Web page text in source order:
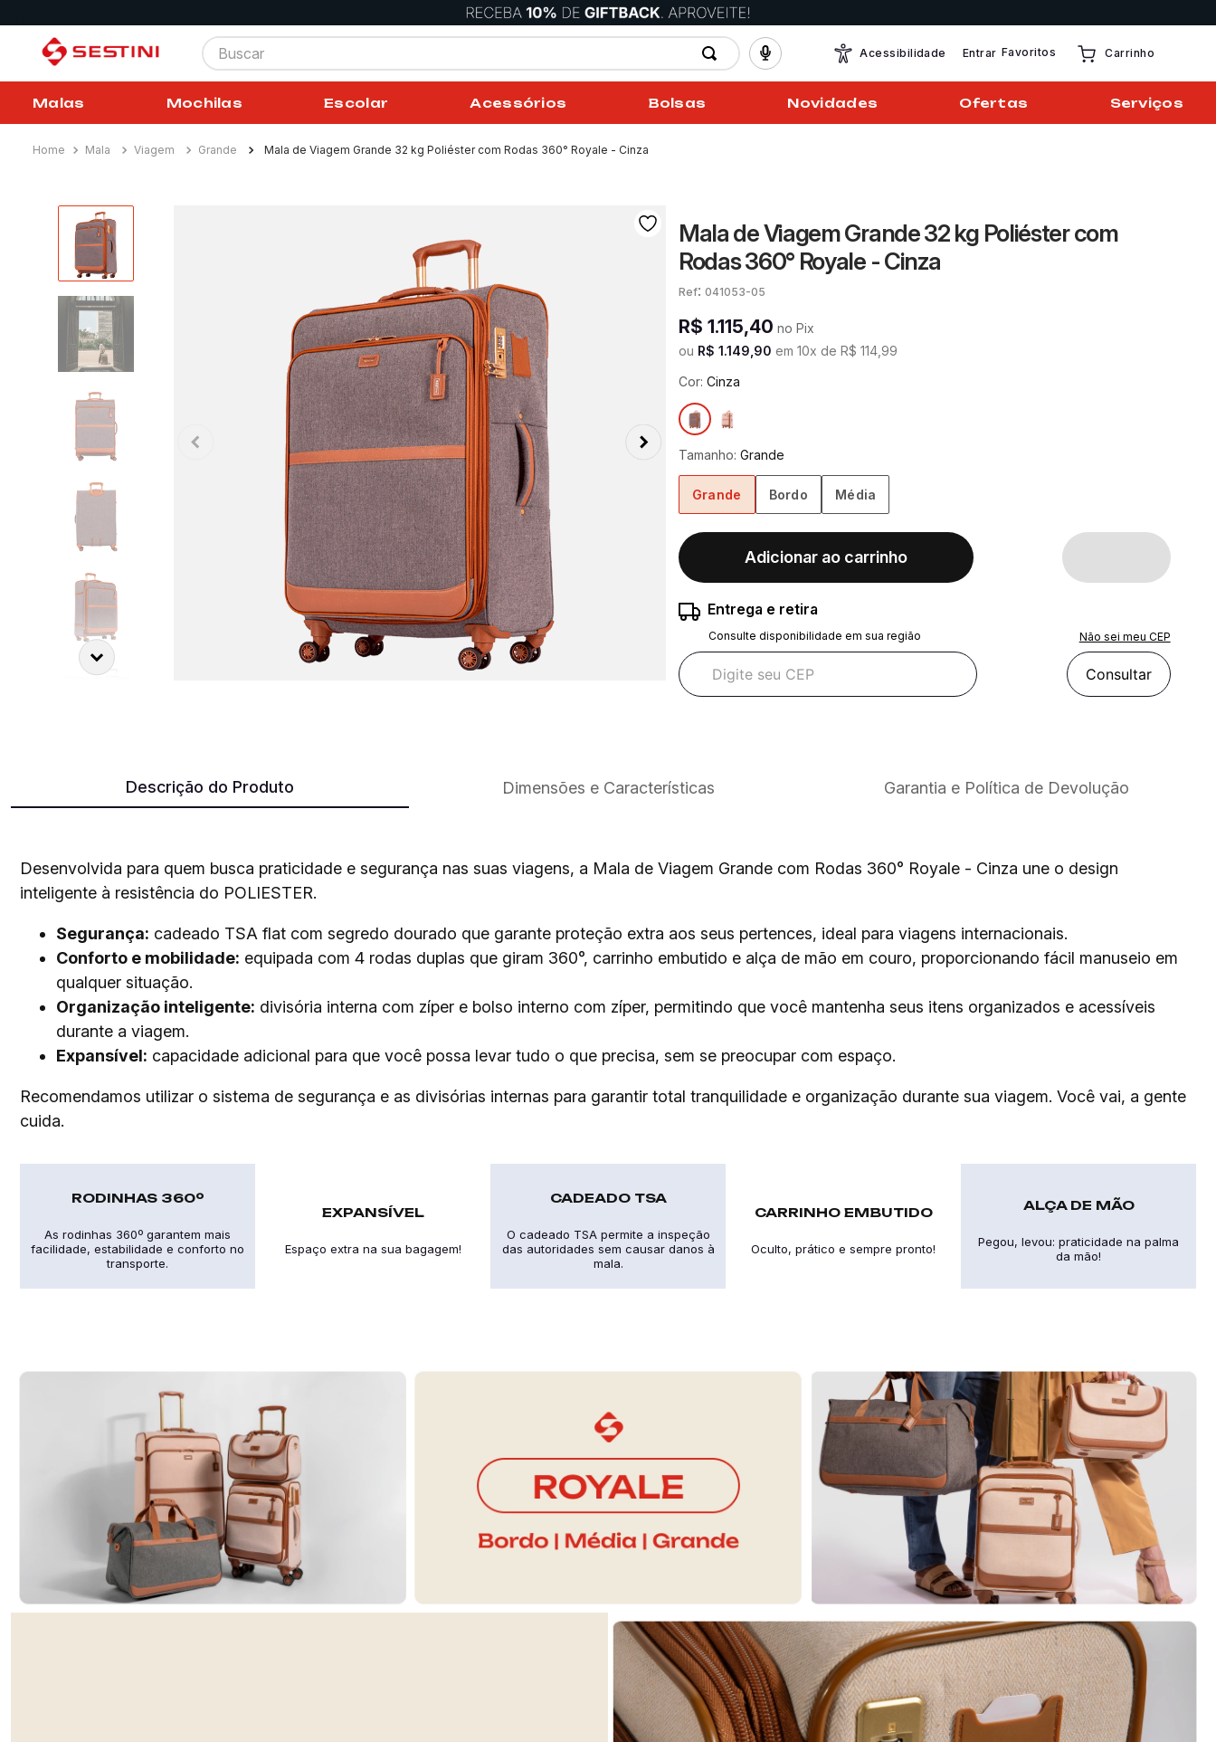
Buscar
Acessibilidade Entrar Favoritos Carrinho
Malas Mochilas Escolar Acessórios Bolsas Novidades Ofertas Serviços
Mala Viagem Grande Mala de Viagem Grande 32 kg Poliéster com Rodas 360° Royale - Cinza
Mala de Viagem Grande 32 kg Poliéster com
Rodas 360° Royale - Cinza
: 041053-05
R$ 1.115,40 no Pix
ou R$ 1.149 90 em 10x de R$ 114, 99
Cor: Cinza
Tamanho: Grande
Grande Bordo Média
Adicionar ao carrinho
Entrega e retira
Consulte disponibilidade em sua região Não sei meu CEP
Consultar
Descrição do Produto Dimensões e Características Garantia e Política de Devolução
Desenvolvida para quem busca praticidade e segurança nas suas viagens, a Mala de Viagem Grande com Rodas 360° Royale - Cinza une o design
inteligente à resistência do POLIESTER.
Segurança: cadeado TSA flat com segredo dourado que garante proteção extra aos seus pertences, ideal para viagens internacionais.
Conforto e mobilidade: equipada com 4 rodas duplas que giram 360°, carrinho embutido e alça de mão em couro, proporcionando fácil manuseio em
qualquer situação.
Organização inteligente: divisória interna com zíper e bolso interno com zíper, permitindo que você mantenha seus itens organizados e acessíveis
durante a viagem.
Expansível: capacidade adicional para que você possa levar tudo o que precisa, sem se preocupar com espaço.
Recomendamos utilizar o sistema de segurança e as divisórias internas para garantir total tranquilidade e organização durante sua viagem. Você vai, a gente
cuida.
RODINHAS 360º
As rodinhas 360º garantem mais
facilidade, estabilidade e conforto no
transporte.
EXPANSÍVEL
Espaço extra na sua bagagem!
CADEADO TSA
O cadeado TSA permite a inspeção
das autoridades sem causar danos à
mala.
CARRINHO EMBUTIDO
Oculto, prático e sempre pronto!
ALÇA DE MÃO
Pegou, levou: praticidade na palma
da mão!